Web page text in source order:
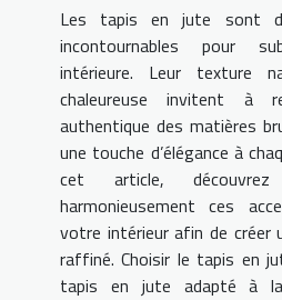
Les tapis en jute sont
incontournables pour
intérieure. Leur texture
chaleureuse invitent à
authentique des matières
une touche d’élégance à
cet article,
harmonieusement ces
votre intérieur afin de créer
raffiné. Choisir le tapis en
tapis en jute adapté à la